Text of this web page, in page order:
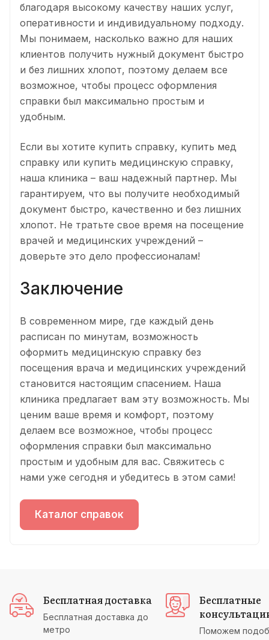
благодаря высокому качеству наших услуг,
оперативности и индивидуальному подходу.
Мы понимаем, насколько важно для наших
клиентов получить нужный документ быстро
и без лишних хлопот, поэтому делаем все
возможное, чтобы процесс оформления
справки был максимально простым и
удобным.
Если вы хотите купить справку, купить мед
справку или купить медицинскую справку,
наша клиника – ваш надежный партнер. Мы
гарантируем, что вы получите необходимый
документ быстро, качественно и без лишних
хлопот. Не тратьте свое время на посещение
врачей и медицинских учреждений –
доверьте это дело профессионалам!
Заключение
В современном мире, где каждый день
расписан по минутам, возможность
оформить медицинскую справку без
посещения врача и медицинских учреждений
становится настоящим спасением. Наша
клиника предлагает вам эту возможность. Мы
ценим ваше время и комфорт, поэтому
делаем все возможное, чтобы процесс
оформления справки был максимально
простым и удобным для вас. Свяжитесь с
нами уже сегодня и убедитесь в этом сами!
Каталог справок
Бесплатная доставка
Бесплатная доставка до
метро
Бесплатные
Поможем